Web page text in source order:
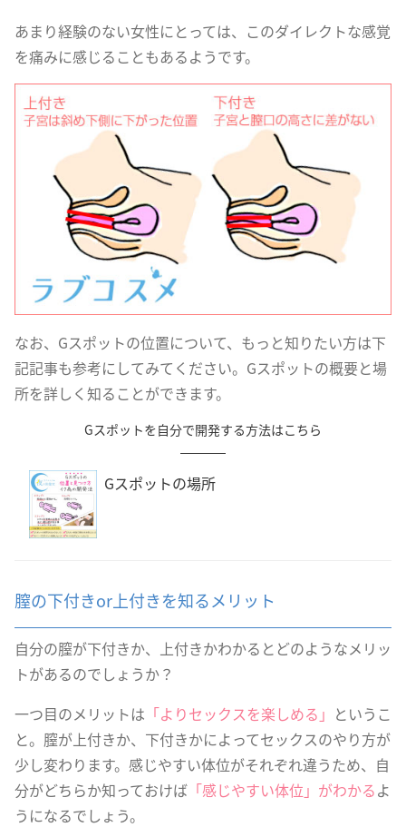
あまり経験のない女性にとっては、このダイレクトな感覚
を痛みに感じることもあるようです。
なお、Gスポットの位置について、もっと知りたい方は下
記記事も参考にしてみてください。Gスポットの概要と場
所を詳しく知ることができます。
Gスポットを自分で開発する方法はこちら
Gスポットの場所
膣の下付きor上付きを知るメリット
自分の膣が下付きか、上付きかわかるとどのようなメリッ
トがあるのでしょうか？
一つ目のメリットは 「よりセックスを楽しめる」 というこ
と。膣が上付きか、下付きかによってセックスのやり方が
少し変わります。感じやすい体位がそれぞれ違うため、自
分がどちらか知っておけば 「感じやすい体位」がわかるよ
うになるでしょう。